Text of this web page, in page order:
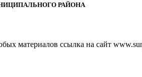
РАЙОНА
материалов ссылка на сайт